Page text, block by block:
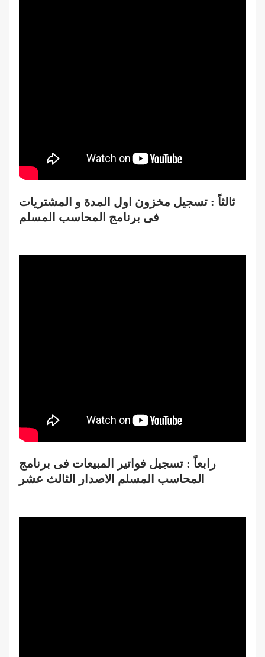
ثالثاً : تسجيل مخزون اول المدة و المشتريات
فى برنامج المحاسب المسلم
رابعاً : تسجيل فواتير المبيعات فى برنامج
المحاسب المسلم الاصدار الثالث عشر